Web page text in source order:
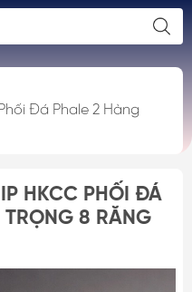
Đá Phale 2 Hàng
HKCC PHỐI ĐÁ
8 RĂNG